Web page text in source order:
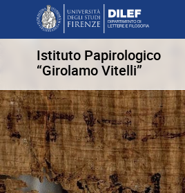
Istituto Papirologico
“Girolamo Vitelli”